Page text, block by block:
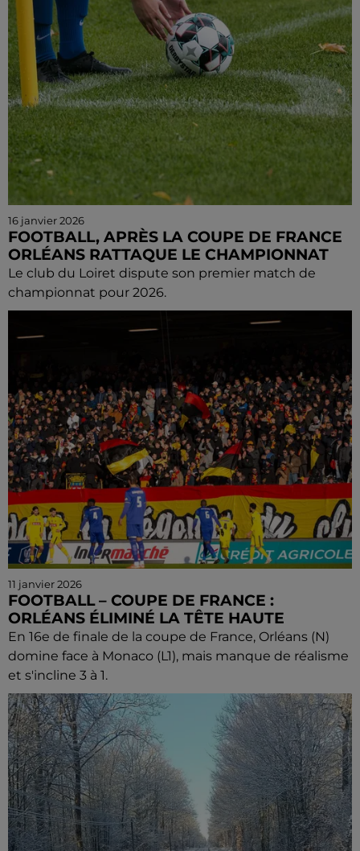
16 janvier 2026
FOOTBALL, APRÈS LA COUPE DE FRANCE
ORLÉANS RATTAQUE LE CHAMPIONNAT
Le club du Loiret dispute son premier match de
championnat pour 2026.
11 janvier 2026
FOOTBALL – COUPE DE FRANCE :
ORLÉANS ÉLIMINÉ LA TÊTE HAUTE
En 16e de finale de la coupe de France, Orléans (N)
domine face à Monaco (L1), mais manque de réalisme
et s'incline 3 à 1.